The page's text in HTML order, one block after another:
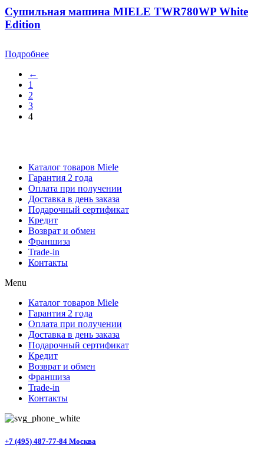
Сушильная машина MIELE TWR780WP White
Edition
Подробнее
←
1
2
3
4
Каталог товаров Miele
Гарантия 2 года
Оплата при получении
Доставка в день заказа
Подарочный сертификат
Кредит
Возврат и обмен
Франшиза
Trade-in
Контакты
Menu
Каталог товаров Miele
Гарантия 2 года
Оплата при получении
Доставка в день заказа
Подарочный сертификат
Кредит
Возврат и обмен
Франшиза
Trade-in
Контакты
+7 (495) 487-77-84 Москва